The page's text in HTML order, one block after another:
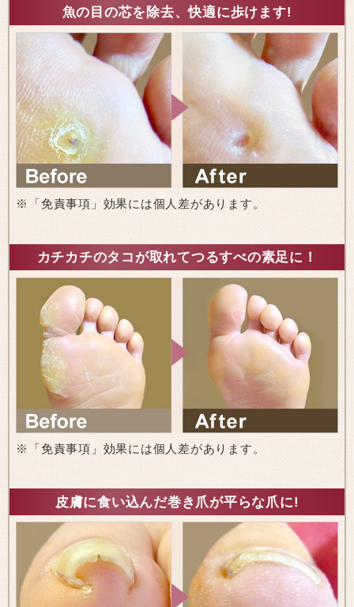
魚の目の芯を除去、快適に歩けます!
※「免責事項」効果には個人差があります。
カチカチのタコが取れてつるすべの素足に！
※「免責事項」効果には個人差があります。
皮膚に食い込んだ巻き爪が平らな爪に!